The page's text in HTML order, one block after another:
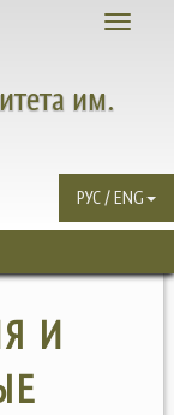
Toggle
им.
РУС / ENG
И